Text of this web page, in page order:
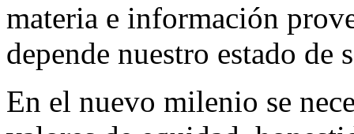
materia e información
depende nuestro estado de
En el nuevo milenio se